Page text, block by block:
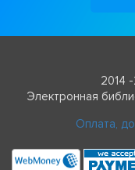
2014
Электронная
Оплата,